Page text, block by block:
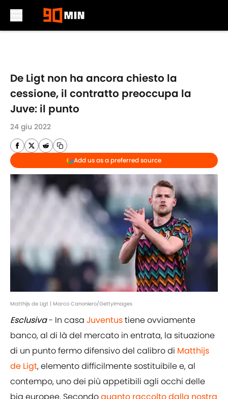
De Ligt non ha ancora chiesto la
cessione, il contratto preoccupa la
Juve: il punto
24 giu 2022
Add us as a preferred source
Matthijs de Ligt | Marco Canoniero/GettyImages
Esclusiva- In casa Juventustiene ovviamente
banco, al di là del mercato in entrata, la situazione
di un punto fermo difensivo del calibro di Matthijs
de Ligt, elemento difficilmente sostituibile e, al
contempo, uno dei più appetibili agli occhi delle